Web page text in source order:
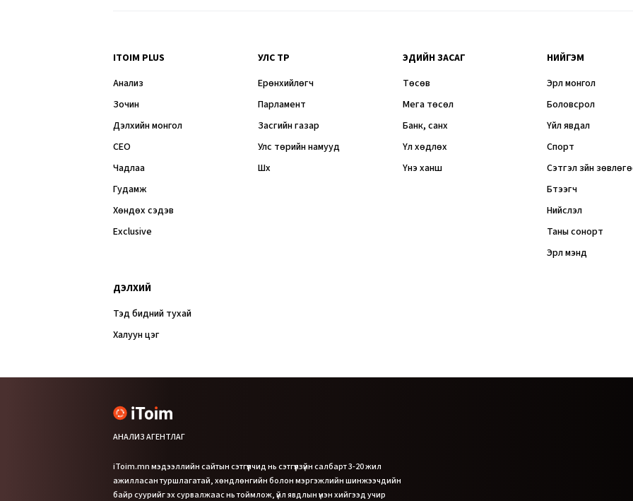
ITOIM PLUS
Анализ
Зочин
Дэлхийн монгол
CEO
Чадлаа
Гудамж
Хөндөх сэдэв
Exclusive
УЛС ТӨР
Ерөнхийлөгч
Парламент
Засгийн газар
Улс төрийн намууд
Шүүх
ЭДИЙН ЗАСАГ
Төсөв
Мега төсөл
Банк, санхүү
Үл хөдлөх
Үнэ ханш
НИЙГЭМ
Эрүүл монгол
Боловсрол
Үйл явдал
Спорт
Сэтгэл зүйн
Бүтээгч
Нийслэл
Таны сонорт
Эрүүл мэнд
ДЭЛХИЙ
Тэд бидний тухай
Халуун цэг
АНАЛИЗ АГЕНТЛАГ
iToim.mn мэдээллийн сайтын сэтгүүлчид нь сэтгүүлзүйн салбарт 3-20 жил
ажилласан туршлагатай, хөндлөнгийн болон мэргэжлийн шинжээчдийн
байр суурийг эх сурвалжаас нь тоймлож, үйл явдлын үнэн хийгээд учир